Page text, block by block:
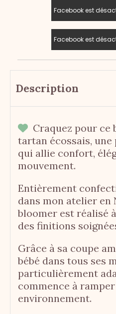
Facebook est
Facebook est
Description
 Craquez pour ce
tartan écossais,
qui allie confort,
mouvement.
Entièrement
dans mon atelier en
bloomer est réalisé
des finitions
Grâce à sa coupe
bébé dans tous ses
particulièrement
commence à
environnement.